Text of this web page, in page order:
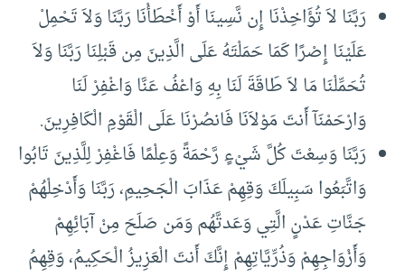
رَبَّنَا لاَ تُؤَاخِذْنَا إِن نَّسِينَا أَوْ أَخْطَأْنَا رَبَّنَا وَلاَ تَحْمِلْ
عَلَيْنَا إِصْرًا كَمَا حَمَلْتَهُ عَلَى الَّذِينَ مِن قَبْلِنَا رَبَّنَا وَلاَ
تُحَمِّلْنَا مَا لاَ طَاقَةَ لَنَا بِهِ وَاعْفُ عَنَّا وَاغْفِرْ لَنَا
وَارْحَمْنَآ أَنتَ مَوْلاَنَا فَانصُرْنَا عَلَى الْقَوْمِ الْكَافِرِينَ.
رَبَّنَا وَسِعْتَ كُلَّ شَيْءٍ رَّحْمَةً وَعِلْمًا فَاغْفِرْ لِلَّذِينَ تَابُوا
وَاتَّبَعُوا سَبِيلَكَ وَقِهِمْ عَذَابَ الْجَحِيمِ، رَبَّنَا وَأَدْخِلْهُمْ
جَنَّاتِ عَدْنٍ الَّتِي وَعَدتَّهُم وَمَن صَلَحَ مِنْ آبَائِهِمْ
وَأَزْوَاجِهِمْ وَذُرِّيَّاتِهِمْ إِنَّكَ أَنتَ الْعَزِيزُ الْحَكِيمُ، وَقِهِمُ